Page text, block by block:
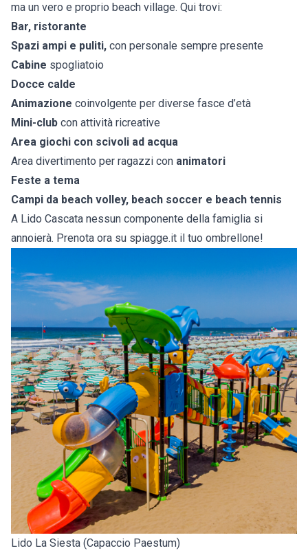
ma un vero e proprio beach village. Qui trovi:
Bar, ristorante
Spazi ampi e puliti, con personale sempre presente
Cabine spogliatoio
Docce calde
Animazione coinvolgente per diverse fasce d’età
Mini-club con attività ricreative
Area giochi con scivoli ad acqua
Area divertimento per ragazzi con animatori
Feste a tema
Campi da beach volley, beach soccer e beach tennis
A Lido Cascata nessun componente della famiglia si
annoierà. Prenota ora su spiagge.it il tuo ombrellone!
Lido La Siesta (Capaccio Paestum)